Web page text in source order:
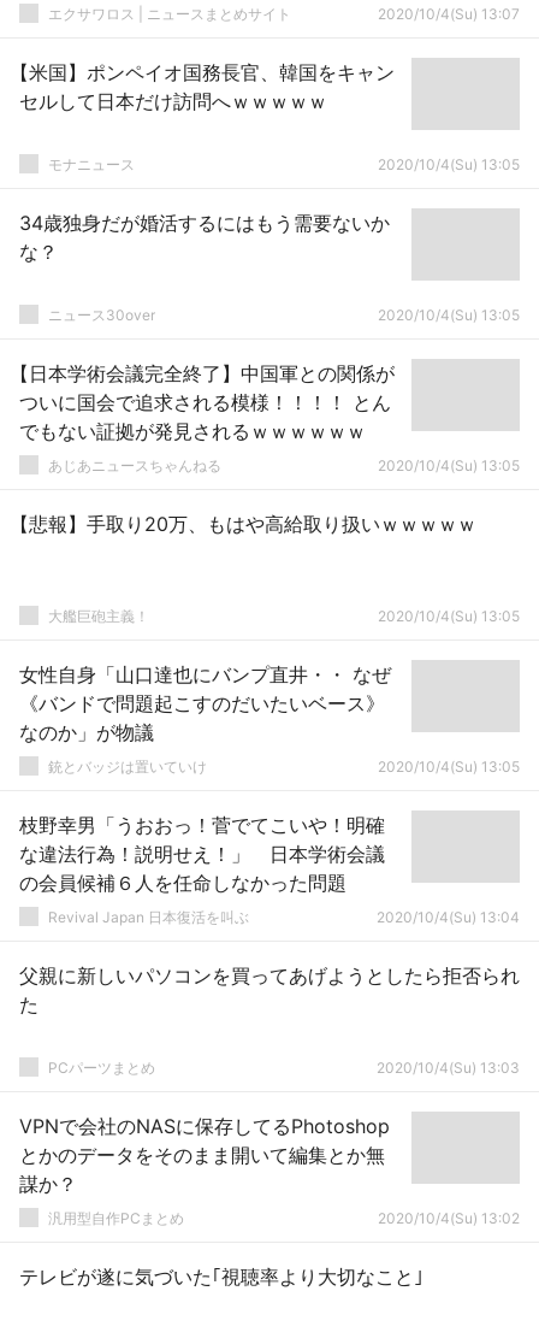
エクサワロス | ニュースまとめサイト 2020/10/4(Su) 13:07
【米国】ポンペイオ国務長官、韓国をキャン
セルして日本だけ訪問へｗｗｗｗｗ
モナニュース 2020/10/4(Su) 13:05
34歳独身だが婚活するにはもう需要ないか
な？
ニュース30over 2020/10/4(Su) 13:05
【日本学術会議完全終了】中国軍との関係が
ついに国会で追求される模様！！！！ とん
でもない証拠が発見されるｗｗｗｗｗｗ
あじあニュースちゃんねる 2020/10/4(Su) 13:05
【悲報】手取り20万、もはや高給取り扱いｗｗｗｗｗ
大艦巨砲主義！ 2020/10/4(Su) 13:05
女性自身「山口達也にバンプ直井・・ なぜ
《バンドで問題起こすのだいたいベース》
なのか」が物議
銃とバッジは置いていけ 2020/10/4(Su) 13:05
枝野幸男「うおおっ！菅でてこいや！明確
な違法行為！説明せえ！」 日本学術会議
の会員候補６人を任命しなかった問題
Revival Japan 日本復活を叫ぶ 2020/10/4(Su) 13:04
父親に新しいパソコンを買ってあげようとしたら拒否られ
た
PCパーツまとめ 2020/10/4(Su) 13:03
VPNで会社のNASに保存してるPhotoshop
とかのデータをそのまま開いて編集とか無
謀か？
汎用型自作PCまとめ 2020/10/4(Su) 13:02
テレビが遂に気づいた｢視聴率より大切なこと｣